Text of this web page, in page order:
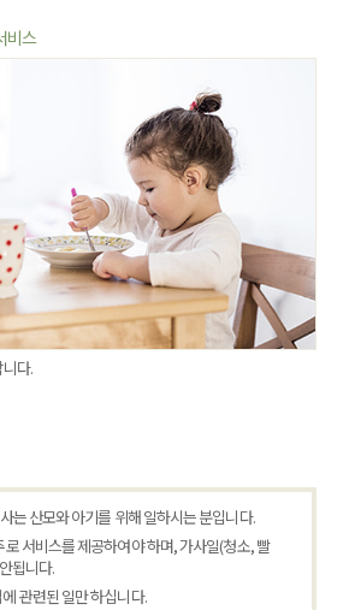
비스
다.
는 산모와 아기를 위해 일하시는 분입니다.
서비스를 제공하여야 하며, 가사일(청소, 빨
됩니다.
관련된 일만 하십니다.